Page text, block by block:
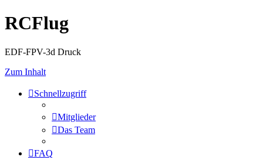
RCFlug
EDF-FPV-3d Druck
Zum Inhalt
Schnellzugriff
Mitglieder
Das Team
FAQ